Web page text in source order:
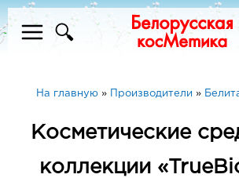
На главную » Производители »
Косметические
коллекции